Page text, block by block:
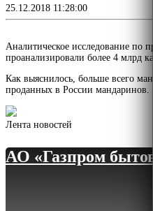
25.12.2018 11:28:00
Аналитическое исследование по
проанализировали более 4 млрд
Как выяснилось, больше всего
проданных в России мандаринов.
Лента новостей
АО «Газпром